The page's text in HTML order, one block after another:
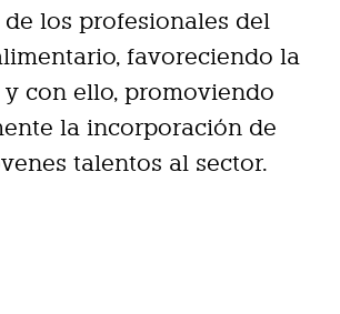
los profesionales del
favoreciendo la
con ello, promoviendo
la incorporación de
talentos al sector.